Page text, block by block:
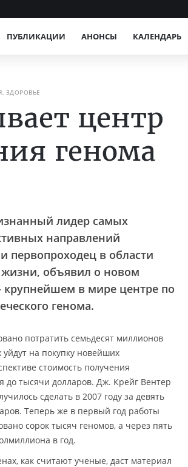
ПУБЛИКАЦИИ АНОНСЫ КАЛЕНДАРЬ
ЗДОРОВЬЕ
центр
генома
лидер самых
направлений
первопроходец в области
жизни, объявил о новом
в мире центре по
генома.
потратить семьдесят миллионов
на покупку новейших
стоимость получения
до тысячи долларов. Дж. Крейг Вентер
сделать в 2007 году за девять
Теперь же в первый год работы
сорок тысяч геномов, а через пять
в год.
как считают ученые, даст материал